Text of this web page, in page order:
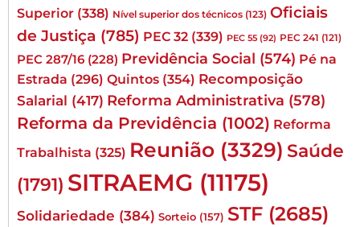
Superior (338) Nível superior dos técnicos (123) Oficiais
de Justiça (785) PEC 32 (339) PEC 55 (92) PEC 241 (121)
PEC 287/16 (228) Previdência Social (574) Pé na
Estrada (296) Quintos (354) Recomposição
Salarial (417) Reforma Administrativa (578)
Reforma da Previdência (1002) Reforma
Trabalhista (325) Reunião (3329) Saúde
(1791) SITRAEMG (11175)
Solidariedade (384) Sorteio (157) STF (2685)